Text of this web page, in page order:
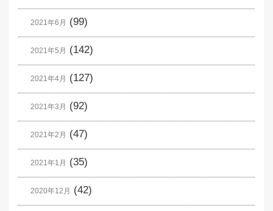
2021年6月 (99)
2021年5月 (142)
2021年4月 (127)
2021年3月 (92)
2021年2月 (47)
2021年1月 (35)
2020年12月 (42)